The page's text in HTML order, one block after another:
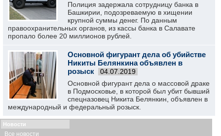
Полиция задержала сотрудницу банка в
Башкирии, подозреваемую в хищении
крупной суммы денег. По данным
правоохранительных органов, из кассы банка в Салавате
пропало более 20 миллионов рублей.
Основной фигурант дела об убийстве
Никиты Белянкина объявлен в
розыск
04.07.2019
Основной фигурант дела о массовой драке
в Подмосковье, в которой был убит бывший
спецназовец Никита Белянкин, объявлен в
международный и федеральный розыск.
Новости
Все новости